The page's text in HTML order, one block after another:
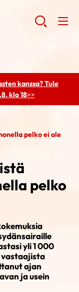
kanssa? Tule
klo 18>>
pelko ei ole
pelko
yli 1 000
vastaajista
ajan
ja usein